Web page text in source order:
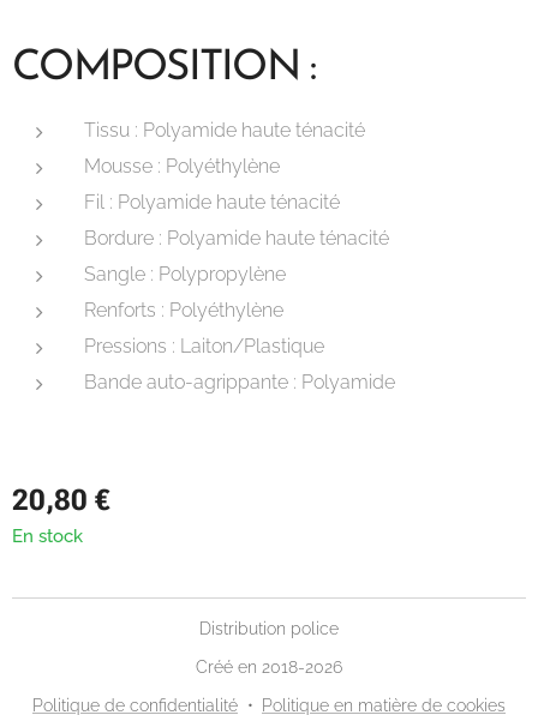
COMPOSITION :
Tissu : Polyamide haute ténacité
Mousse : Polyéthylène
Fil : Polyamide haute ténacité
Bordure : Polyamide haute ténacité
Sangle : Polypropylène
Renforts : Polyéthylène
Pressions : Laiton/Plastique
Bande auto-agrippante : Polyamide
20,80 €
En stock
Distribution police
Créé en 2018-2026
Politique de confidentialité
Politique en matière de cookies